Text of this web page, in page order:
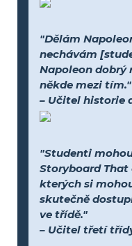
"Dělám
nechávám
Napoleon dobrý
někde mezi tím."
– Učitel historie
"Studenti
Storyboard That
kterých si
skutečně
ve třídě."
– Učitel třetí